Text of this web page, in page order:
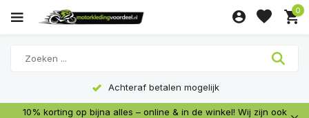
0
Achteraf betalen mogelijk
10% korting op bijna alles – online & in de winkel! Wij zijn ook